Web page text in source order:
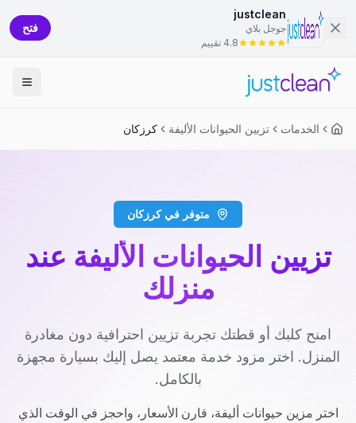
justclean
جوجل بلاي
4.8 تقييم
فتح
الخدمات تزيين الحيوانات الأليفة كرزكان
متوفر في كرزكان
تزيين الحيوانات الأليفة عند
منزلك
امنح كلبك أو قطتك تجربة تزيين احترافية دون مغادرة
المنزل. اختر مزود خدمة معتمد يصل إليك بسيارة مجهزة
بالكامل.
اختر مزين حيوانات أليفة، قارن الأسعار، واحجز في الوقت الذي